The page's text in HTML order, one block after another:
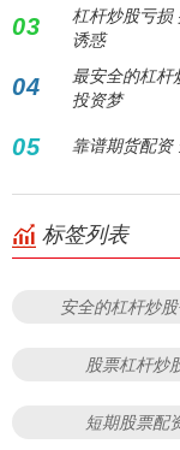
03
杠杆炒股亏损
诱惑
04
最安全的杠杆
投资梦
05 靠谱期货配
标签列表
安全的杠杆炒
股票杠杆炒
短期股票配